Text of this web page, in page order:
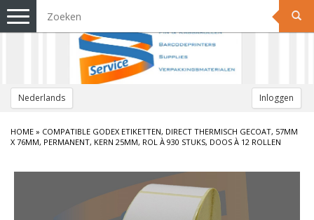
Nederlands Inloggen
Toggle
navigation
HOME » COMPATIBLE GODEX ETIKETTEN, DIRECT THERMISCH GECOAT, 57MM
X 76MM, PERMANENT, KERN 25MM, ROL À 930 STUKS, DOOS À 12 ROLLEN